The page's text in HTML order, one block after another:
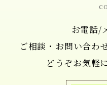
お電話/
ご相談・お問い合わ
どうぞお気軽